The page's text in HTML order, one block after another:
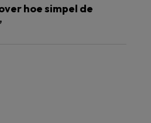
hoe simpel de